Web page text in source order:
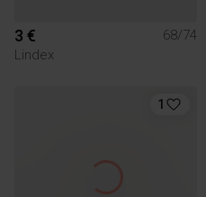
3 €
68/74
Lindex
1